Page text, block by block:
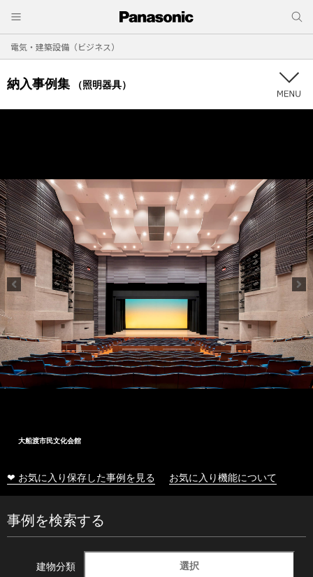
電気・建築設備（ビジネス）
納入事例集 （照明器具）
大船渡市民文化会館
❤ お気に入り保存した事例を見る お気に入り機能について
事例を検索する
建物分類 選択